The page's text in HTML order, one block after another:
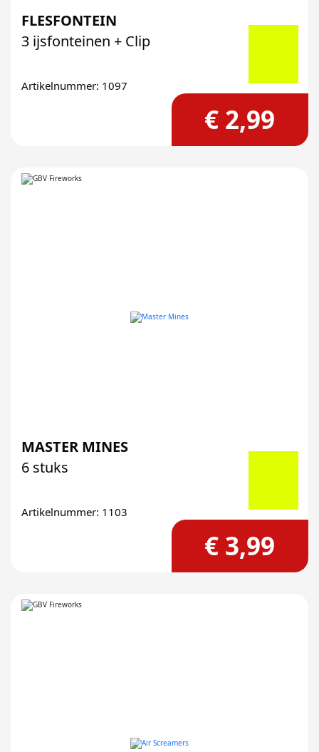
FLESFONTEIN
3 ijsfonteinen + Clip
Artikelnummer: 1097
€ 2,99
MASTER MINES
6 stuks
Artikelnummer: 1103
€ 3,99